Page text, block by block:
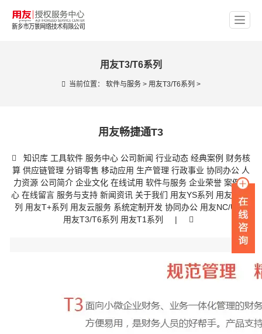
用友T3/T6系列
当前位置： 软件与服务> 用友T3/T6系列 >
用友畅捷通T3
知识库 工具软件 服务中心 公司新闻 行业动态 经典案例 财务核
算 供应链管理 分销零售 移动应用 生产管理 行政事业 协同办公 人
力资源 公司简介 企业文化 在线试用 软件与服务 企业荣誉 案例中
心 在线留言 服务与支持 新闻资讯 关于我们 用友YS系列 用友U8系
列 用友T+系列 用友云服务 系统定制开发 协同办公 用友NC/U9C
用友T3/T6系列 用友T1系列 |